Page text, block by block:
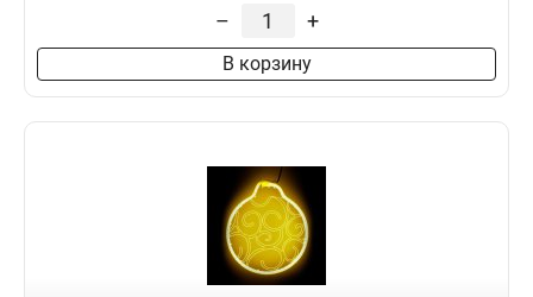
– +
В корзину